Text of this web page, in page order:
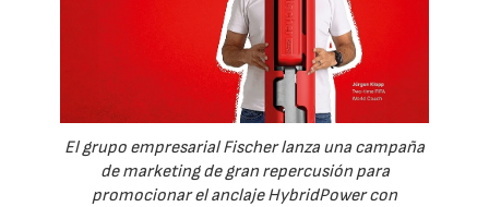
El grupo empresarial Fischer lanza una campaña
de marketing de gran repercusión para
promocionar el anclaje HybridPower con